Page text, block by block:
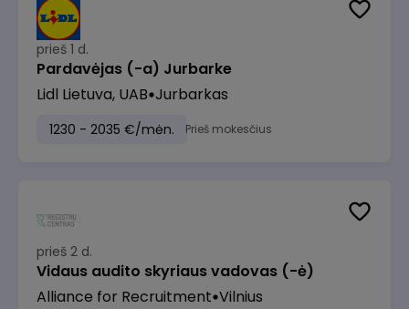
prieš 1 d.
Pardavėjas (-a) Jurbarke
Lidl Lietuva, UAB Jurbarkas
1230 - 2035 €/mėn. Prieš mokesčius
prieš 2 d.
Vidaus audito skyriaus vadovas (-ė)
Alliance for Recruitment Vilnius